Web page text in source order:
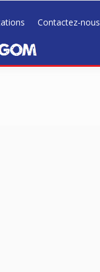
Contactez-nous